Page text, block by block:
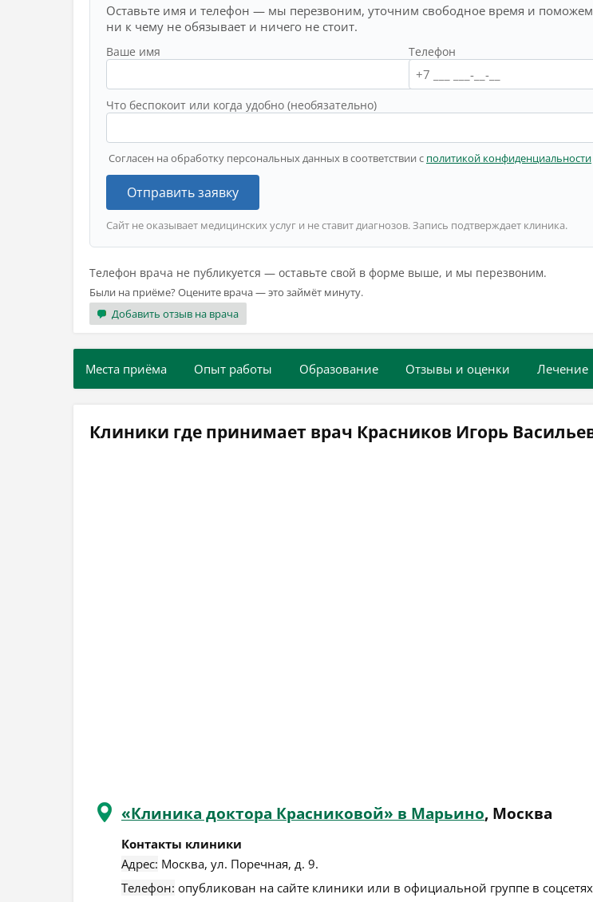
Оставьте имя и телефон — мы перезвоним, уточним свободное время и поможем
ни к чему не обязывает и ничего не стоит.
Ваше имя Телефон
Что беспокоит или когда удобно (необязательно)
Согласен на обработку персональных данных в соответствии с политикой конфиденциальности
Отправить заявку
Сайт не оказывает медицинских услуг и не ставит диагнозов. Запись подтверждает клиника.
Телефон врача не публикуется — оставьте свой в форме выше, и мы перезвоним.
Были на приёме? Оцените врача — это займёт минуту.
Добавить отзыв на врача
Места приёма Опыт работы Образование Отзывы и оценки Лечение
Клиники где принимает врач Красников Игорь
«Клиника доктора Красниковой» в Марьино, Москва
Контакты клиники
Адрес: Москва, ул. Поречная, д. 9.
Телефон: опубликован на сайте клиники или в официальной группе в